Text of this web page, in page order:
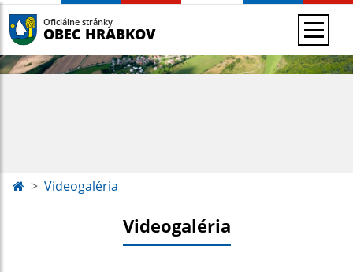
Oficiálne stránky
OBEC HRABKOV
Videogaléria
Videogaléria